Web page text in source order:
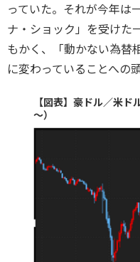
っていた。それが今年は
ナ・ショック」を受けた
もかく、「動かない為替
に変わっていることへの
【図表】豪ドル／米
～）